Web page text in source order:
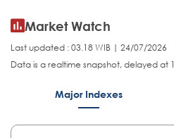
Market Watch
Last updated : 03.18 WIB | 24/07/2026
Data is a realtime snapshot, delayed at
Major Indexes